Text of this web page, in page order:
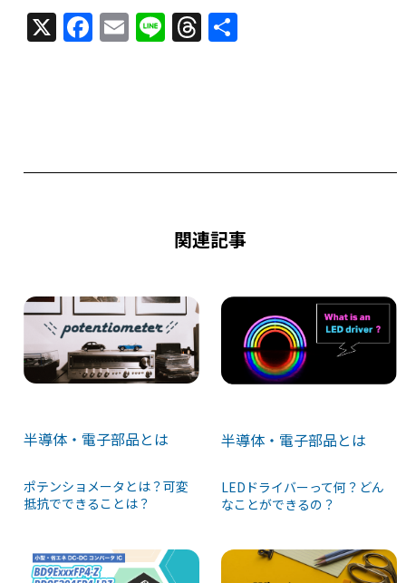
X F
a
o
E
m
Li
n
T
h
s
関連記事
半導体・電子部品とは
ポテンショメータとは？可変
抵抗でできることは？
半導体・電子部品とは
LEDドライバーって何？どん
なことができるの？